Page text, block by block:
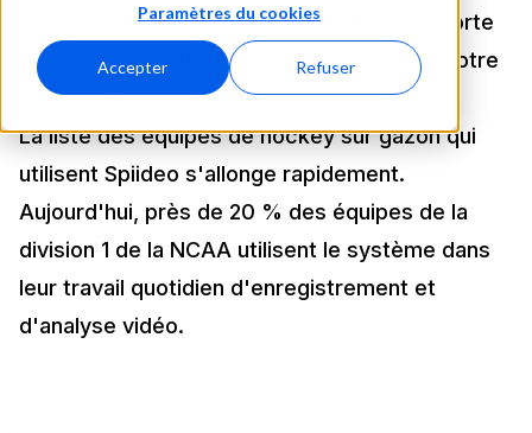
Paramètres du cookies
Accepter Refuser
le nuage et accessibles en direct de n'importe
où à l'aide de votre appareil mobile ou de votre
ordinateur.
La liste des équipes de hockey sur gazon qui
utilisent Spiideo s'allonge rapidement.
Aujourd'hui, près de 20 % des équipes de la
division 1 de la NCAA utilisent le système dans
leur travail quotidien d'enregistrement et
d'analyse vidéo.